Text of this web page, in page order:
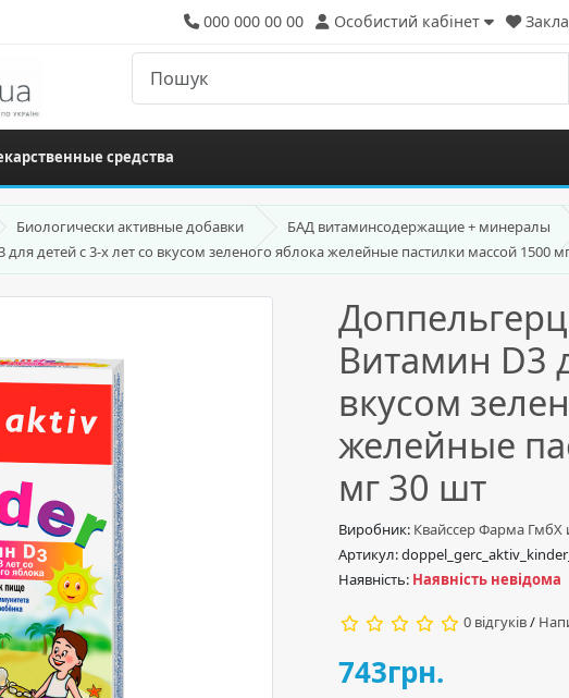
000 000 00 00 Особистий кабінет
средства
Биологически активные добавки БАД витаминсодержащие + минералы
детей с 3-х лет со вкусом зеленого яблока желейные пастилки массой 1500
Витамин D3
вкусом
желейные
мг 30 шт
Виробник: Квайссер Фарма ГмбХ
Артикул:
Наявність: Наявність невідома
0 відгуків/
743грн.